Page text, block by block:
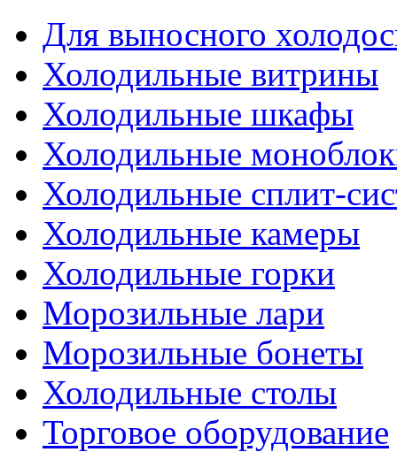
Для выносного
Холодильные витрины
Холодильные шкафы
Холодильные
Холодильные сплит-
Холодильные камеры
Холодильные горки
Морозильные лари
Морозильные бонеты
Холодильные столы
Торговое оборудование